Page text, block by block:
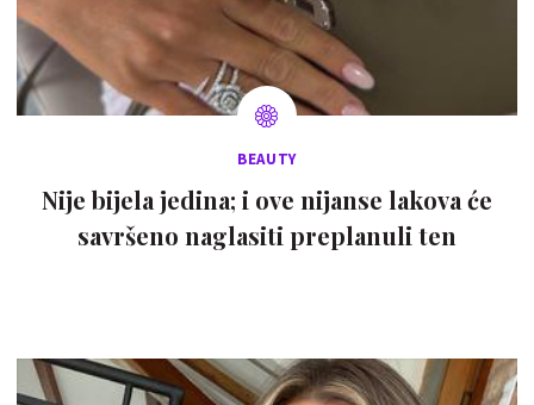
BEAUTY
Nije bijela jedina; i ove nijanse lakova će
savršeno naglasiti preplanuli ten